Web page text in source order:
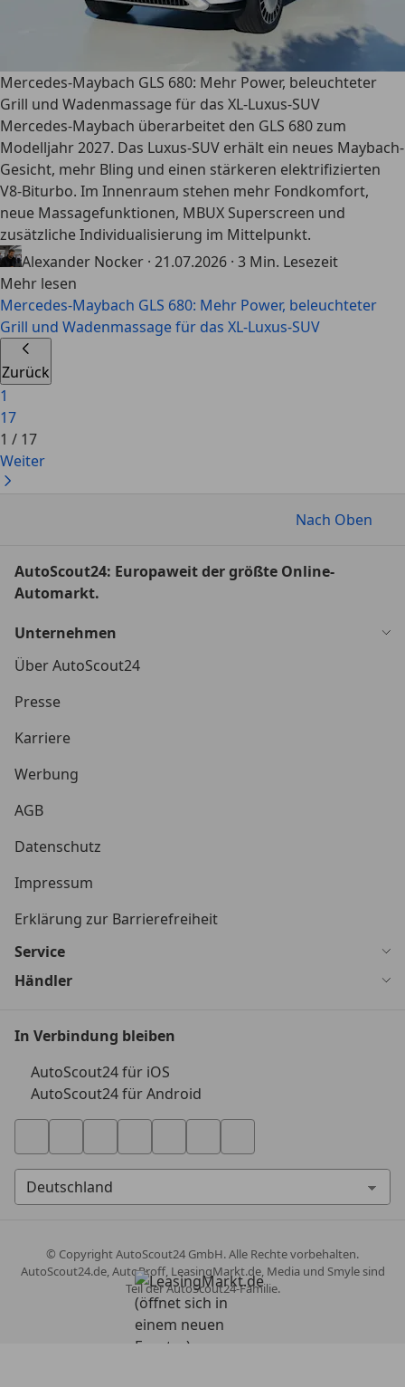
Mercedes-Maybach GLS 680: Mehr Power, beleuchteter
Grill und Wadenmassage für das XL-Luxus-SUV
Mercedes-Maybach überarbeitet den GLS 680 zum
Modelljahr 2027. Das Luxus-SUV erhält ein neues Maybach-
Gesicht, mehr Bling und einen stärkeren elektrifizierten
V8-Biturbo. Im Innenraum stehen mehr Fondkomfort,
neue Massagefunktionen, MBUX Superscreen und
zusätzliche Individualisierung im Mittelpunkt.
Alexander Nocker · 21.07.2026 · 3 Min. Lesezeit
Mehr lesen
Mercedes-Maybach GLS 680: Mehr Power, beleuchteter
Grill und Wadenmassage für das XL-Luxus-SUV
Zurück
1
17
1 / 17
Weiter
Nach Oben
AutoScout24: Europaweit der größte Online-
Automarkt.
Unternehmen
Über AutoScout24
Presse
Karriere
Werbung
AGB
Datenschutz
Impressum
Erklärung zur Barrierefreiheit
Service
Händler
In Verbindung bleiben
AutoScout24 für iOS
AutoScout24 für Android
© CopyrightAutoScout24 GmbH. Alle Rechte vorbehalten.
AutoScout24.de, AutoProff, LeasingMarkt.de, Media und Smyle sind
Teil der AutoScout24-Familie.